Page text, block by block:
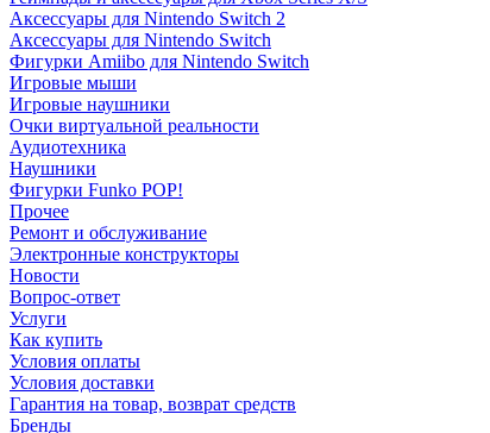
Аксессуары для Nintendo Switch 2
Аксессуары для Nintendo Switch
Фигурки Amiibo для Nintendo Switch
Игровые мыши
Игровые наушники
Очки виртуальной реальности
Аудиотехника
Наушники
Фигурки Funko POP!
Прочее
Ремонт и обслуживание
Электронные конструкторы
Новости
Вопрос-ответ
Услуги
Как купить
Условия оплаты
Условия доставки
Гарантия на товар, возврат средств
Бренды